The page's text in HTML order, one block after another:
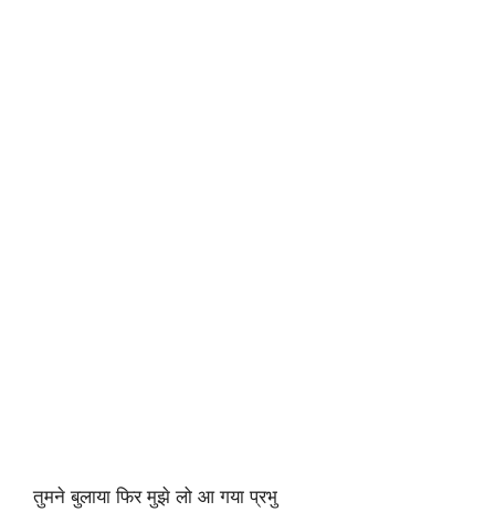
तुमने बुलाया फिर मुझे लो आ गया प्रभु